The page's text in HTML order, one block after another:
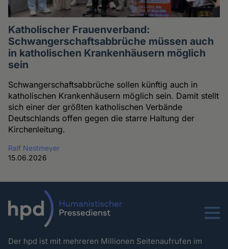
Katholischer Frauenverband:
Schwangerschaftsabbrüche müssen auch
in katholischen Krankenhäusern möglich
sein
Schwangerschaftsabbrüche sollen künftig auch in
katholischen Krankenhäusern möglich sein. Damit stellt
sich einer der größten katholischen Verbände
Deutschlands offen gegen die starre Haltung der
Kirchenleitung.
Ralf Nestmeyer
15.06.2026
Menu
Der hpd ist mit mehreren Millionen Seitenaufrufen im